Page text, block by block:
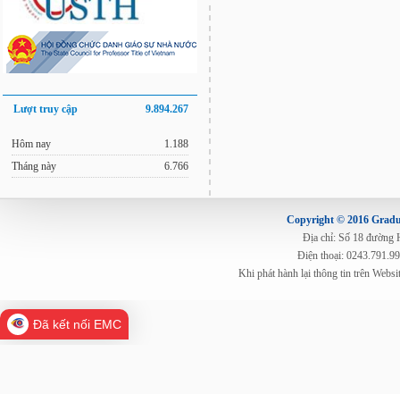
Lượt truy cập 9.894.267
Hôm nay
Tháng này
1.188
6.766
Copyright © 2016
Địa chỉ: Số 18 đường
Điện thoại:
Khi phát hành lại thông tin trên
Đã kết nối EMC